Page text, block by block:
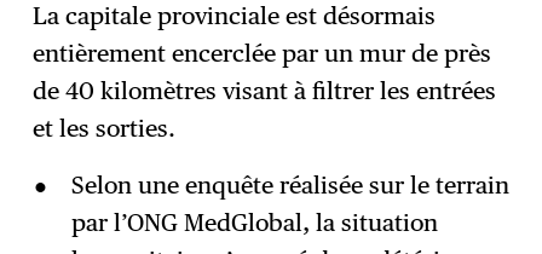
La capitale provinciale est désormais
entièrement encerclée par un mur de près
de 40 kilomètres visant à filtrer les entrées
et les sorties.
Selon une enquête réalisée sur le terrain
par l’ONG MedGlobal, la situation